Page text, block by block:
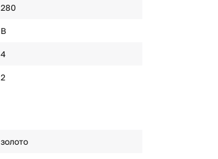
280
B
4
2
золото